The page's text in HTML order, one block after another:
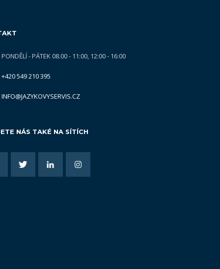
PONDĚLÍ - PÁTEK 08.00 - 11:00, 12:00 - 16:00
+420 549 210 395
INFO@JAZYKOVYSERVIS.CZ
NÁS TAKÉ NA SÍTÍCH